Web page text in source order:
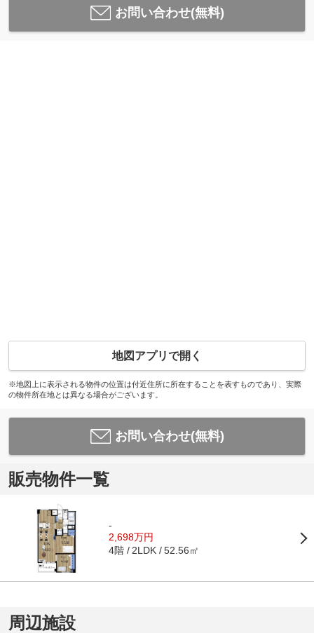
お問い合わせ(無料)
地図アプリで開く
※地図上に表示される物件の位置は付近住所に所在することを表すものであり、実際
の物件所在地とは異なる場合がございます。
お問い合わせ(無料)
販売物件一覧
-
2,698万円
4階 2LDK 52.56㎡
周辺施設